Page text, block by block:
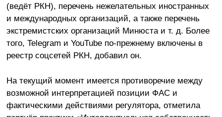
(ведёт РКН), перечень нежелательных иностранных
и международных организаций, а также перечень
экстремистских организаций Минюста и т. д. Более
того, Telegram и YouTube по-прежнему включены в
реестр соцсетей РКН, добавил он.
На текущий момент имеется противоречие между
возможной интерпретацией позиции ФАС и
фактическими действиями регулятора, отметила